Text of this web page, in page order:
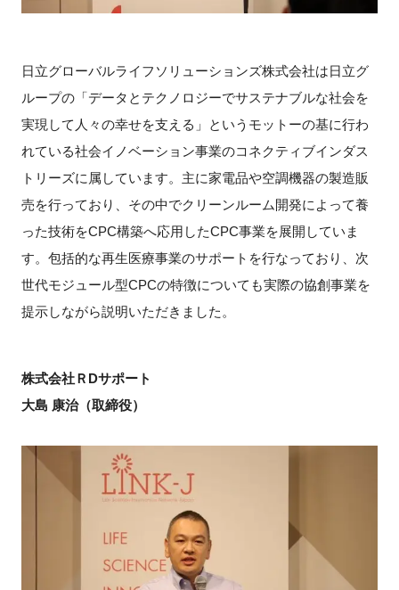
日立グローバルライフソリューションズ株式会社は日立グ
ループの「データとテクノロジーでサステナブルな社会を
実現して人々の幸せを支える」というモットーの基に行わ
れている社会イノベーション事業のコネクティブインダス
トリーズに属しています。主に家電品や空調機器の製造販
売を行っており、その中でクリーンルーム開発によって養
った技術をCPC構築へ応用したCPC事業を展開していま
す。包括的な再生医療事業のサポートを行なっており、次
世代モジュール型CPCの特徴についても実際の協創事業を
提示しながら説明いただきました。
株式会社ＲDサポート
大島 康治（取締役）